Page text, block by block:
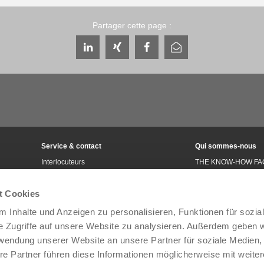
Cookies
Inhalte und Anzeigen zu personalisieren, Funktionen für
Zugriffe auf unsere Website zu analysieren. Außerdem geben
unserer Website an unsere Partner für soziale Medien,
Partner führen diese Informationen möglicherweise mit
Partager cette page :
Service & contact
Interlocuteurs
Service
Fourniture / téléchargement de
données
Accès
Qui sommes-nous
THE KNOW-HOW
Gestion de la qualité,
l'environnement
Zimmer Group
Conditions générales